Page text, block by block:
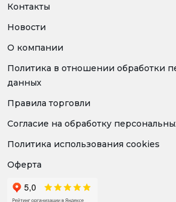
Контакты
Новости
О компании
Политика в отношении обработки
данных
Правила торговли
Согласие на обработку
Политика использования cookies
Оферта